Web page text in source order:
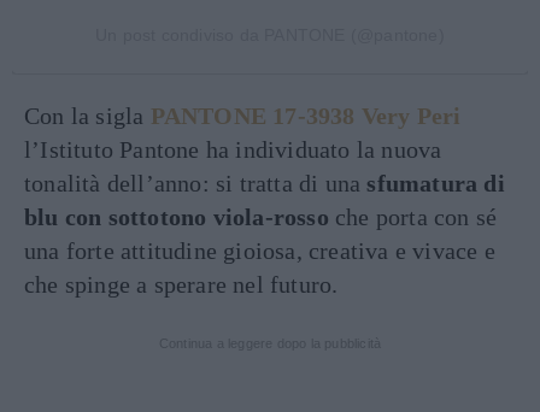
Con la sigla PANTONE 17-3938 Very Peri
l’Istituto Pantone ha individuato la nuova
tonalità dell’anno: si tratta di una sfumatura di
blu con sottotono viola-rosso che porta con sé
una forte attitudine gioiosa, creativa e vivace e
che spinge a sperare nel futuro.